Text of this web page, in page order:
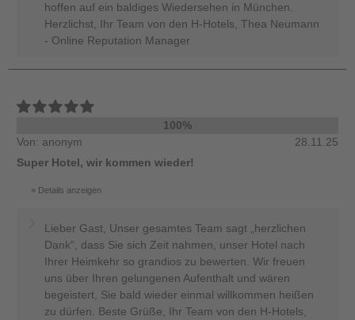
hoffen auf ein baldiges Wiedersehen in München.
Herzlichst, Ihr Team von den H-Hotels, Thea Neumann
- Online Reputation Manager
100%
Von: anonym
28.11.25
Super Hotel, wir kommen wieder!
Details anzeigen
Lieber Gast, Unser gesamtes Team sagt „herzlichen
Dank“, dass Sie sich Zeit nahmen, unser Hotel nach
Ihrer Heimkehr so grandios zu bewerten. Wir freuen
uns über Ihren gelungenen Aufenthalt und wären
begeistert, Sie bald wieder einmal willkommen heißen
zu dürfen. Beste Grüße, Ihr Team von den H-Hotels,